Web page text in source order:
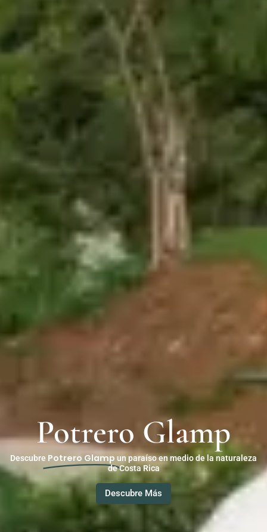
Potrero Glamp
Descubre Potrero Glamp un paraíso en medio de la naturaleza
de Costa Rica
Descubre Más